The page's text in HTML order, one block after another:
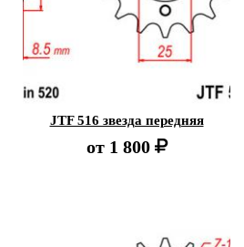
JTF 516 звезда передняя
от 1 800